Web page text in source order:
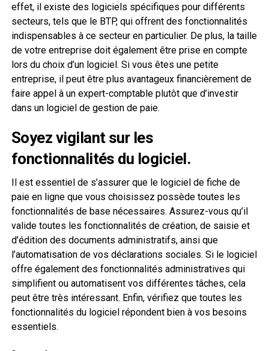
effet, il existe des logiciels spécifiques pour différents
secteurs, tels que le BTP, qui offrent des fonctionnalités
indispensables à ce secteur en particulier. De plus, la taille
de votre entreprise doit également être prise en compte
lors du choix d’un logiciel. Si vous êtes une petite
entreprise, il peut être plus avantageux financièrement de
faire appel à un expert-comptable plutôt que d’investir
dans un logiciel de gestion de paie.
Soyez vigilant sur les
fonctionnalités du logiciel.
Il est essentiel de s’assurer que le logiciel de fiche de
paie en ligne que vous choisissez possède toutes les
fonctionnalités de base nécessaires. Assurez-vous qu’il
valide toutes les fonctionnalités de création, de saisie et
d’édition des documents administratifs, ainsi que
l’automatisation de vos déclarations sociales. Si le logiciel
offre également des fonctionnalités administratives qui
simplifient ou automatisent vos différentes tâches, cela
peut être très intéressant. Enfin, vérifiez que toutes les
fonctionnalités du logiciel répondent bien à vos besoins
essentiels.